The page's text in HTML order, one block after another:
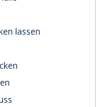
lassen